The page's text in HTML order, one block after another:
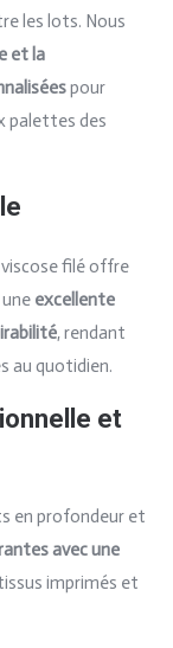
les lots. Nous
et la
pour
palettes des
viscose filé offre
une excellente
, rendant
au quotidien.
et
en profondeur et
avec une
imprimés et